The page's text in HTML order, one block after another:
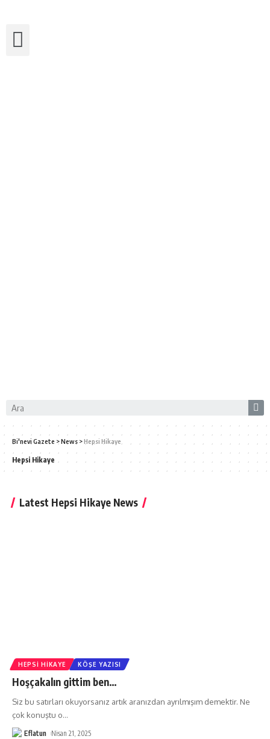
Bi'nevi Gazete >News >Hepsi Hikaye
Hepsi Hikaye
Latest Hepsi Hikaye News
HEPSI HIKAYE KÖŞE YAZISI
Hoşçakalın gittim ben…
Siz bu satırları okuyorsanız artık aranızdan ayrılmışım demektir. Ne
çok konuştu o…
Eflatun Nisan 21, 2025